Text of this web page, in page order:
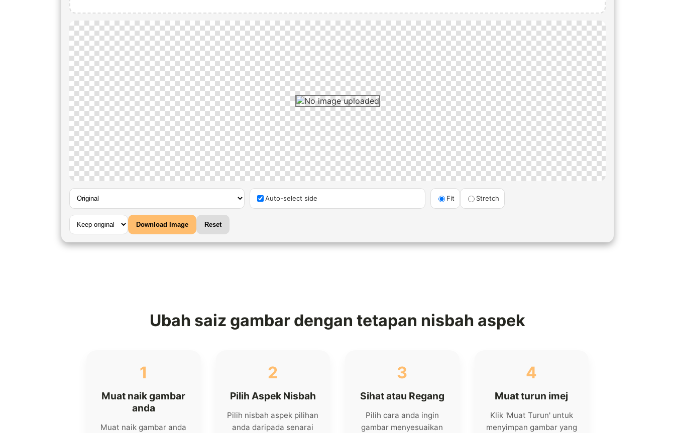
Auto-select side Fit Stretch
Download Image Reset
Ubah saiz gambar dengan tetapan nisbah aspek
1
Muat naik gambar
anda
Muat naik gambar anda
2
Pilih Aspek Nisbah
Pilih nisbah aspek pilihan
anda daripada senarai
3
Sihat atau Regang
Pilih cara anda ingin
gambar menyesuaikan
4
Muat turun imej
Klik 'Muat Turun' untuk
menyimpan gambar yang